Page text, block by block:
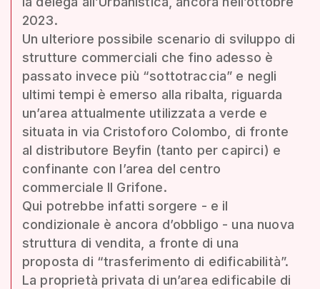
2023.
Un ulteriore possibile scenario di sviluppo di
strutture commerciali che fino adesso è
passato invece più “sottotraccia” e negli
ultimi tempi è emerso alla ribalta, riguarda
un’area attualmente utilizzata a verde e
situata in via Cristoforo Colombo, di fronte
al distributore Beyfin (tanto per capirci) e
confinante con l’area del centro
commerciale Il Grifone.
Qui potrebbe infatti sorgere - e il
condizionale è ancora d’obbligo - una nuova
struttura di vendita, a fronte di una
proposta di “trasferimento di edificabilità”.
La proprietà privata di un’area edificabile di